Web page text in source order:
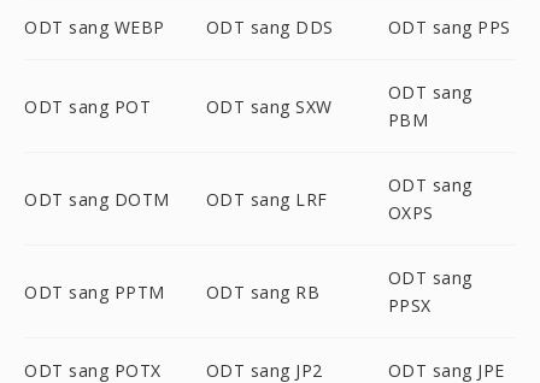
ODT sang WEBP ODT sang DDS ODT sang PPS
ODT sang POT ODT sang SXW
ODT sang
PBM
ODT sang DOTM ODT sang LRF
ODT sang
OXPS
ODT sang PPTM ODT sang RB
ODT sang
PPSX
ODT sang POTX ODT sang JP2 ODT sang JPE